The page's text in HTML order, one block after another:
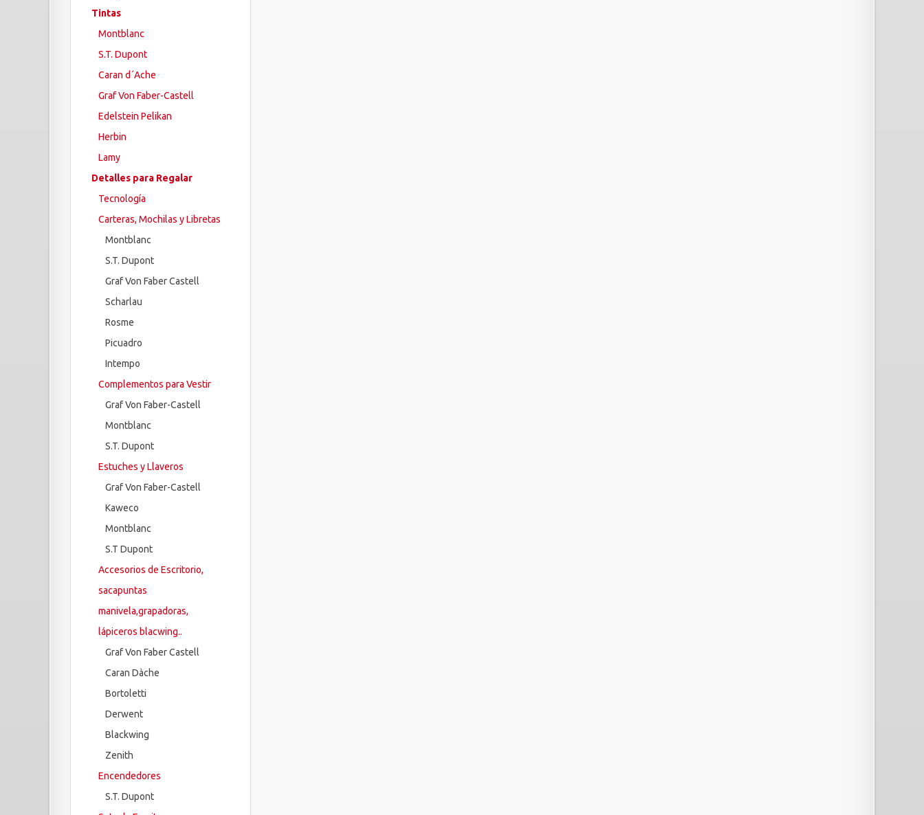
Tintas
Montblanc
S.T. Dupont
Caran d´Ache
Graf Von Faber-Castell
Edelstein Pelikan
Herbin
Lamy
Detalles para Regalar
Tecnología
Carteras, Mochilas y Libretas
Montblanc
S.T. Dupont
Graf Von Faber Castell
Scharlau
Rosme
Picuadro
Intempo
Complementos para Vestir
Graf Von Faber-Castell
Montblanc
S.T. Dupont
Estuches y Llaveros
Graf Von Faber-Castell
Kaweco
Montblanc
S.T Dupont
Accesorios de Escritorio,
sacapuntas
manivela,grapadoras,
lápiceros blacwing..
Graf Von Faber Castell
Caran Dàche
Bortoletti
Derwent
Blackwing
Zenith
Encendedores
S.T. Dupont